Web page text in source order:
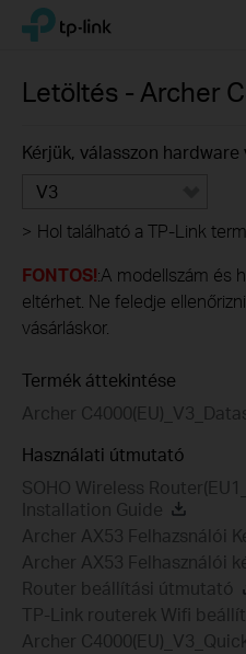
Click
navigation
TP-Link, Reliably Smart
Letöltés - Archer
Kérjük, válasszon hardware
V3
> Hol található a TP-Link
FONTOS!:A modellszám és
eltérhet. Ne feledje
vásárláskor.
Termék áttekintése
Archer
Használati útmutató
SOHO Wireless
Installation Guide
Archer AX53 Felhazsnálói
Archer AX53 Felhasználói
Router beállítási útmutató
TP-Link routerek Wifi
Archer